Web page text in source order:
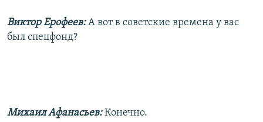
Виктор Ерофеев: А вот в советские времена у вас
был спецфонд?
Михаил Афанасьев: Конечно.